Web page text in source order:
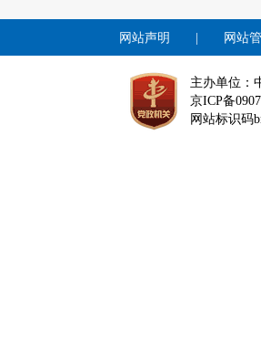
网站声明 网站
主办单位：
京ICP备
网站标识码